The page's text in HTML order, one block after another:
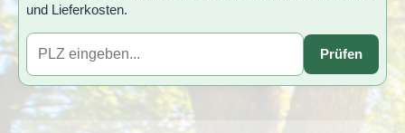
und Lieferkosten.
Prüfen